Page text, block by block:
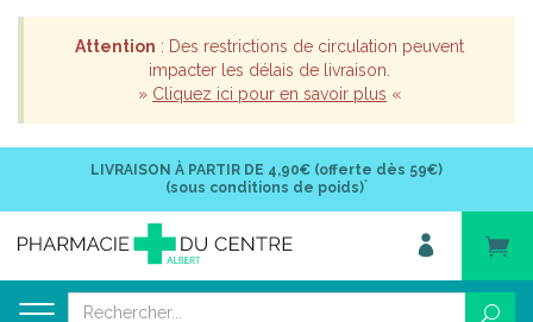
Attention : Des restrictions de circulation peuvent
impacter les délais de livraison.
» Cliquez ici pour en savoir plus «
LIVRAISON À PARTIR DE 4,90€ (offerte dès 59€)
(sous conditions de poids)*